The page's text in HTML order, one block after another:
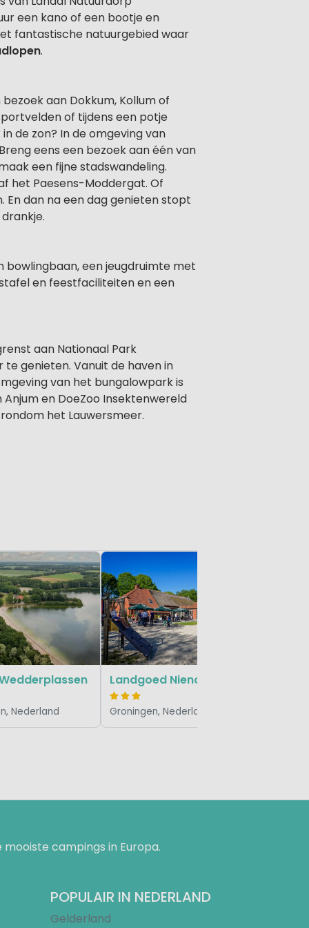
een kano of een bootje en
fantastische natuurgebied waar
.
aan Dokkum, Kollum of
of tijdens een potje
de zon? In de omgeving van
eens een bezoek aan één van
een fijne stadswandeling.
het Paesens-Moddergat. Of
dan na een dag genieten stopt
bowlingbaan, een jeugdruimte met
en feestfaciliteiten en een
aan Nationaal Park
genieten. Vanuit de haven in
van het bungalowpark is
en DoeZoo Insektenwereld
het Lauwersmeer.
Nederland
Landgoed Nienoord
Groningen, Nederland
campings in Europa.
POPULAIR IN NEDERLAND
Gelderland